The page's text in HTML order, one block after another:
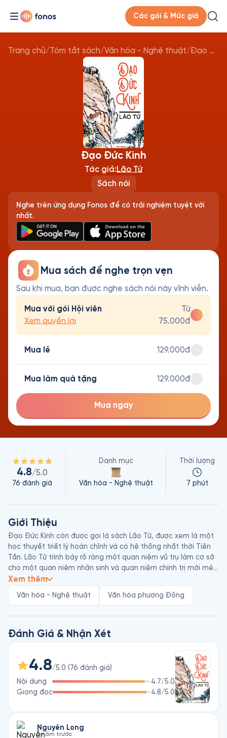
Các gói & Mức giá
Trang chủ/Tóm tắt sách/Văn hóa - Nghệ thuật/ Đạo Đức Kinh
Sách nói
Đạo Đức Kinh
Tác giả:Lão Tử
Nghe trên ứng dụng Fonos để có trải nghiệm tuyệt vời
nhất.
Mua sách để nghe trọn vẹn
Sau khi mua, bạn được nghe sách nói này vĩnh viễn.
Mua với gói Hội viên
Xem quyền lợi
Từ
75.000đ
Mua lẻ 129.000đ
Mua làm quà tặng 129.000đ
Mua ngay
4.8/5.0
76 đánh giá
Danh mục
Văn hóa - Nghệ thuật
Thời lượng
7 phút
Giới Thiệu
Đạo Đức Kinh còn được gọi là sách Lão Tử, được xem là một
học thuyết triết lý hoàn chỉnh và có hệ thống nhất thời Tiên
Tần. Lão Tử trình bày rõ ràng một quan niệm vũ trụ làm cơ sở
cho một quan niệm nhân sinh và quan niệm chính trị mới mẻ:
Vạn vật tuần hoàn, trong dương có âm, âm cực dương sinh,
trở về với Đạo. Đạo luôn tồn tại và sáng tạo ra vạn vật. Nhờ
yếu trong Triết học Trung Quốc. Sự tồn tại của ông trong lịch
sử vẫn còn đang được tranh cãi. Theo truyền thuyết, Lão Tử
rất thọ nên người ta còn gọi là Lão Đam (ông già tai dài), và
vì tôn trọng mà gọi là Lão Tử.
Xem thêm
Văn hóa - Nghệ thuật Văn hóa phương Đông
Đánh Giá & Nhận Xét
4.8/5.0 (76 đánh giá)
Nội dung
4.7/5.0
Giọng đọc
4.8/5.0
Nguyễn Long
5 năm trước